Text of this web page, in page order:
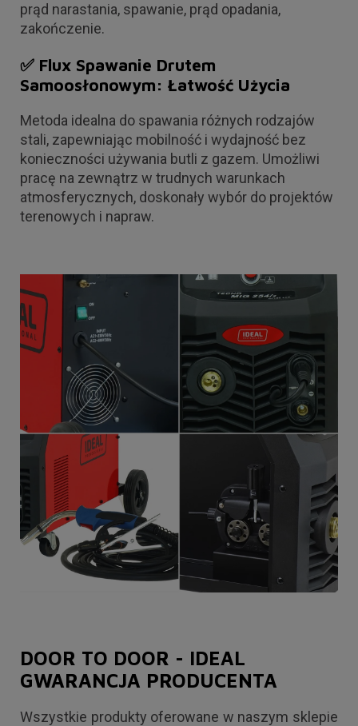
prąd narastania, spawanie, prąd opadania,
zakończenie.
✅ Flux Spawanie Drutem
Samoosłonowym: Łatwość Użycia
Metoda idealna do spawania różnych rodzajów
stali, zapewniając mobilność i wydajność bez
konieczności używania butli z gazem. Umożliwi
pracę na zewnątrz w trudnych warunkach
atmosferycznych, doskonały wybór do projektów
terenowych i napraw.
DOOR TO DOOR - IDEAL
GWARANCJA PRODUCENTA
Wszystkie produkty oferowane w naszym sklepie